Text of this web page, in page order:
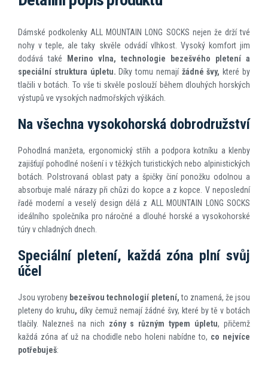
Dámské podkolenky ALL MOUNTAIN LONG SOCKS nejen že drží tvé
nohy v teple, ale taky skvěle odvádí vlhkost. Vysoký komfort jim
dodává také
Merino vlna, technologie bezešvého pletení a
speciální struktura úpletu. Díky tomu nemají žádné švy, které by
tlačili v botách. To vše ti skvěle poslouží během dlouhých horských
výstupů ve vysokých nadmořských výškách.
Na všechna vysokohorská dobrodružství
Pohodlná manžeta, ergonomický střih a podpora kotníku a klenby
zajišťují pohodlné nošení i v těžkých turistických nebo alpinistických
botách. Polstrovaná oblast paty a špičky činí ponožku odolnou a
absorbuje malé nárazy při chůzi do kopce a z kopce. V neposlední
řadě moderní a veselý design dělá z ALL MOUNTAIN LONG SOCKS
ideálního společníka pro náročné a dlouhé horské a vysokohorské
túry v chladných dnech.
Speciální pletení, každá zóna plní svůj
účel
Jsou vyrobeny bezešvou technologií pletení,to znamená, že jsou
pleteny do kruhu, díky čemuž nemají žádné švy, které by tě v botách
tlačily. Nalezneš na nich zóny s různým typem úpletu, přičemž
každá zóna ať už na chodidle nebo holeni nabídne to, co nejvíce
potřebuješ: